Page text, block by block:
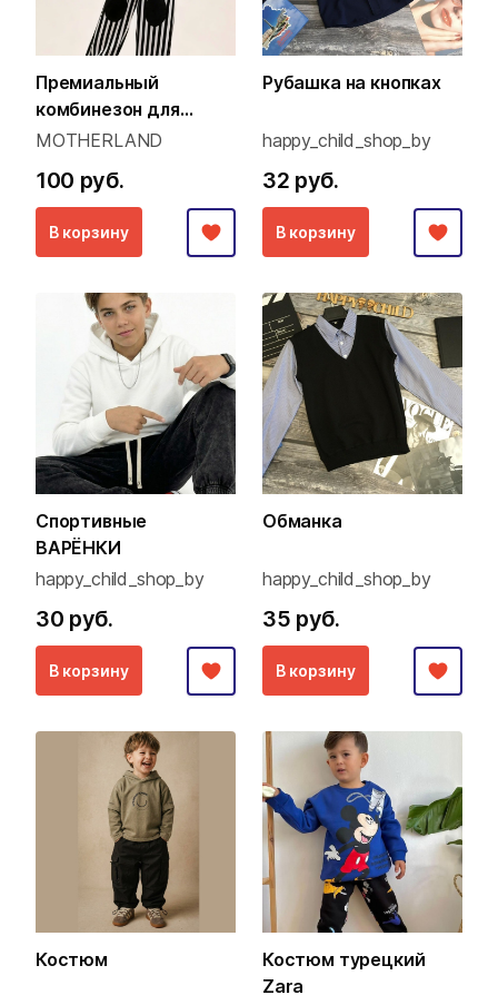
Премиальный
комбинезон для
малышей (Family Look
MOTHERLAND
100 руб.
В корзину
Рубашка на кнопках
happy_child_shop_by
32 руб.
В корзину
Спортивные
ВАРЁНКИ
happy_child_shop_by
30 руб.
В корзину
Обманка
happy_child_shop_by
35 руб.
В корзину
Костюм
Костюм турецкий
Zara